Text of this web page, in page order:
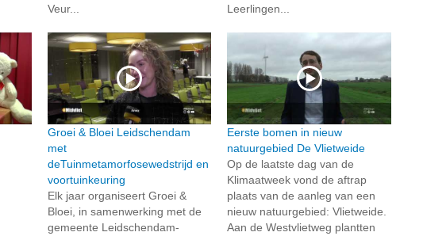
Veur...
Leerlingen...
Groei & Bloei Leidschendam
met
deTuinmetamorfosewedstrijd en
voortuinkeuring
Elk jaar organiseert Groei &
Bloei, in samenwerking met de
gemeente Leidschendam-
Eerste bomen in nieuw
natuurgebied De Vlietweide
Op de laatste dag van de
Klimaatweek vond de aftrap
plaats van de aanleg van een
nieuw natuurgebied: Vlietweide.
Aan de Westvlietweg plantten